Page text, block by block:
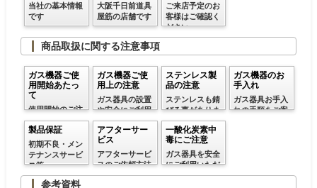
当社の基本情報
です
大阪千日前道具
屋筋の店舗です
ご来店予定のお
客様はご確認く
ださい
商品取扱に関する注意事項
ガス機器ご使
用開始あたっ
て
使用開始のご注
意
ガス機器ご使
用上の注意
ガス器具の設置
や安全にご利用
いただく方法等
ステンレス製
品の注意
ステンレスも錆
びる事がありま
す
ガス機器のお
手入れ
ガス器具お手入
れの手順をご案
製品保証
初期不良・メン
テナンスサービ
ス等
アフターサー
ビス
アフターサービ
スのご依頼方法
一酸化炭素中
毒にご注意
ガス器具を安全
にご利用いただ
くための注意事
参考資料